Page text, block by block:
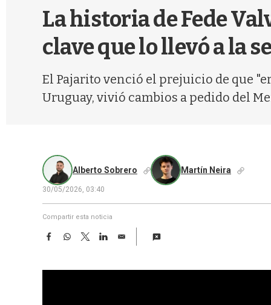
La historia de Fede
clave que lo llevó a la
El Pajarito venció el prejuicio de que
Uruguay, vivió cambios a pedido del
Alberto Sobrero Martín Neira
30/05/2026, 03:40
Compartir esta noticia
F
e
W
t
T
w
t
L
k
E
i